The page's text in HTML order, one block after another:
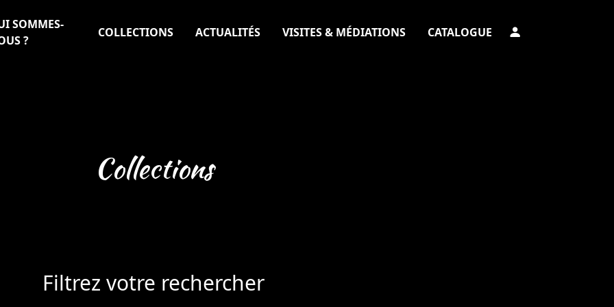
SOMMES-
?
COLLECTIONS ACTUALITÉS VISITES & MÉDIATIONS CATALOGUE
Collections
Filtrez votre rechercher